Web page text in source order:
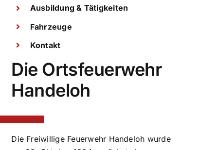
Ausbildung & Tätigkeiten
Fahrzeuge
Kontakt
Die Ortsfeuerwehr
Handeloh
Die Freiwillige Feuerwehr Handeloh wurde